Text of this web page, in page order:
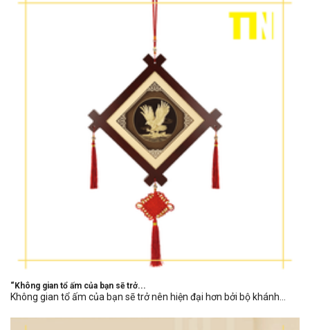
“Không gian tổ ấm của bạn sẽ trở...
Không gian tổ ấm của bạn sẽ trở nên hiện đại hơn bởi bộ khánh...